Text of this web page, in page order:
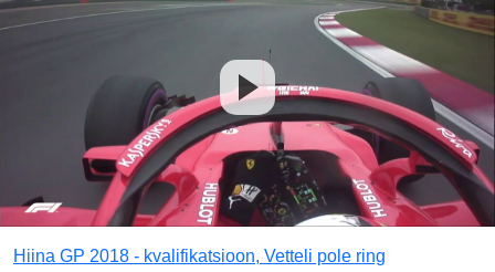
Hiina GP 2018 - kvalifikatsioon, Vetteli pole ring